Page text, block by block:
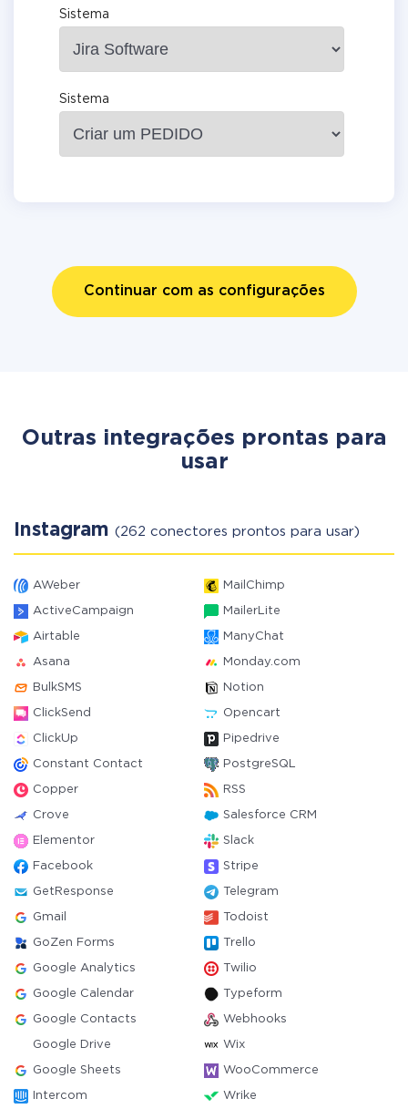
Sistema
Sistema
Continuar com as configurações
Outras integrações prontas para
usar
Instagram (262 conectores prontos para usar)
AWeber MailChimp
ActiveCampaign MailerLite
Airtable ManyChat
Asana Monday.com
BulkSMS Notion
ClickSend Opencart
ClickUp Pipedrive
Constant Contact PostgreSQL
Copper RSS
Crove Salesforce CRM
Elementor Slack
Facebook Stripe
GetResponse Telegram
Gmail Todoist
GoZen Forms Trello
Google Analytics Twilio
Google Calendar Typeform
Google Contacts Webhooks
Google Drive Wix
Google Sheets WooCommerce
Intercom Wrike